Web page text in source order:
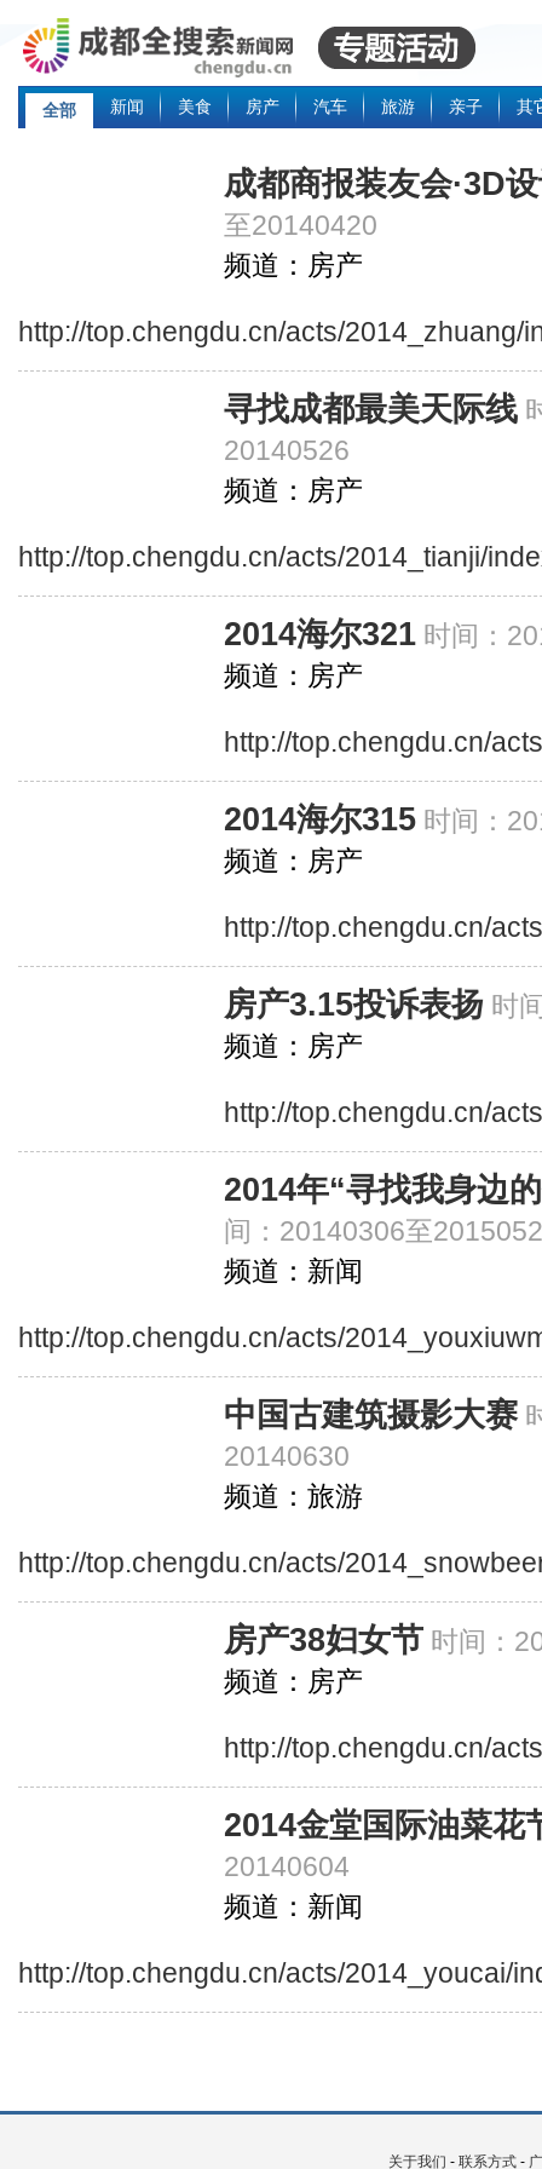
全部 新闻 美食 房产 汽车 旅游 亲子 其
成都商报装友会·3D
至20140420
频道：房产
http://top.chengdu.cn/acts/2014_zhuang/
寻找成都最美天际线
20140526
频道：房产
http://top.chengdu.cn/acts/2014_tianji/
2014海尔321 时间：
频道：房产
http://top.chengdu.cn/
2014海尔315 时间：
频道：房产
http://top.chengdu.cn/
房产3.15投诉表扬 时
频道：房产
http://top.chengdu.cn/
2014年“寻找我身边
间：20140306至
频道：新闻
http://top.chengdu.cn/acts/
中国古建筑摄影大赛
20140630
频道：旅游
http://top.chengdu.cn/acts/
房产38妇女节 时间：
频道：房产
http://top.chengdu.cn/
2014金堂国际油菜花
20140604
频道：新闻
http://top.chengdu.cn/acts/2014_youcai/
关于我们 - 联系方式 -